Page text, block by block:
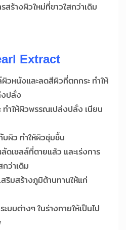
สร้างผิวใหม่ที่ขาวใสกว่าเดิม
Extract
วหนังและลดสีผิวที่ตกกระ ทำให้
ปลั่ง
ทำให้ผิวพรรณเปล่งปลั่ง เนียน
บผิว ทำให้ผิวชุ่มชื้น
ดเซลล์ที่ตายแล้ว และเร่งการ
ว่าเดิม
ริมสร้างภูมิต้านทานให้แก่
บบต่างๆ ในร่างกายให้เป็นไป